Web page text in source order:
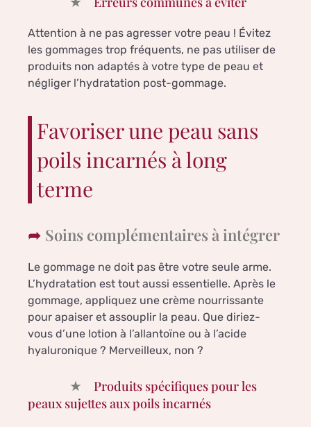
Attention à ne pas agresser votre peau ! Évitez
les gommages trop fréquents, ne pas utiliser de
produits non adaptés à votre type de peau et
négliger l’hydratation post-gommage.
Favoriser une peau sans
poils incarnés à long
terme
Soins complémentaires à intégrer
Le gommage ne doit pas être votre seule arme.
L’hydratation est tout aussi essentielle. Après le
gommage, appliquez une crème nourrissante
pour apaiser et assouplir la peau. Que diriez-
vous d’une lotion à l’allantoïne ou à l’acide
hyaluronique ? Merveilleux, non ?
Produits spécifiques pour les
peaux sujettes aux poils incarnés